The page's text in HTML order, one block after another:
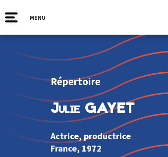
MENU
Répertoire
Julie GAYET
Actrice, productrice
France, 1972